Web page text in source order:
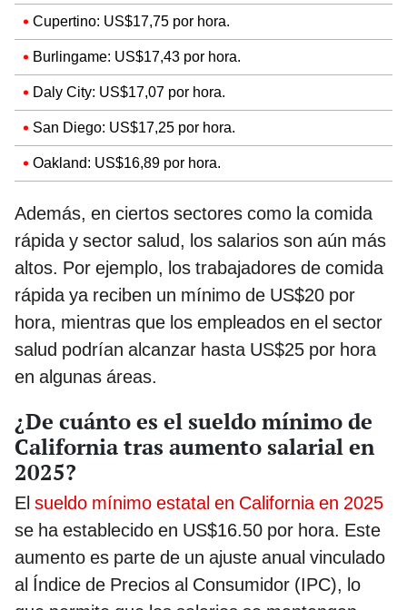
Cupertino: US$17,75 por hora.
Burlingame: US$17,43 por hora.
Daly City: US$17,07 por hora.
San Diego: US$17,25 por hora.
Oakland: US$16,89 por hora.
Además, en ciertos sectores como la comida
rápida y sector salud, los salarios son aún más
altos. Por ejemplo, los trabajadores de comida
rápida ya reciben un mínimo de US$20 por
hora, mientras que los empleados en el sector
salud podrían alcanzar hasta US$25 por hora
en algunas áreas.
¿De cuánto es el sueldo mínimo de
California tras aumento salarial en
2025?
El sueldo mínimo estatal en California en 2025
se ha establecido en US$16.50 por hora. Este
aumento es parte de un ajuste anual vinculado
al Índice de Precios al Consumidor (IPC), lo